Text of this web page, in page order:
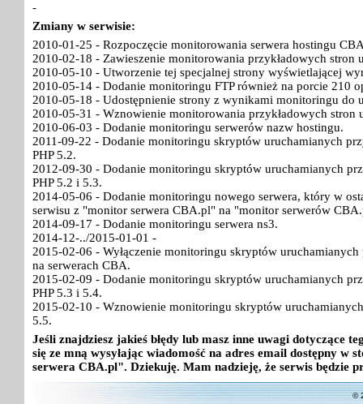
-
Zmiany w serwisie:
2010-01-25 - Rozpoczęcie monitorowania serwera hostingu
2010-02-18 - Zawieszenie monitorowania przykładowych
2010-05-10 - Utworzenie tej specjalnej strony wyświetlającej
2010-05-14 - Dodanie monitoringu FTP również na porcie 210
2010-05-18 - Udostępnienie strony z wynikami monitoringu do
2010-05-31 - Wznowienie monitorowania przykładowych
2010-06-03 - Dodanie monitoringu serwerów nazw hostingu.
2011-09-22 - Dodanie monitoringu skryptów uruchamianych
PHP 5.2.
2012-09-30 - Dodanie monitoringu skryptów uruchamianych
PHP 5.2 i 5.3.
2014-05-06 - Dodanie monitoringu nowego serwera, który w
serwisu z "monitor serwera CBA.pl" na "monitor serwerów
2014-09-17 - Dodanie monitoringu serwera ns3.
2014-12-../2015-01-01 -
2015-02-06 - Wyłączenie monitoringu skryptów uruchamianych
na serwerach CBA.
2015-02-09 - Dodanie monitoringu skryptów uruchamianych
PHP 5.3 i 5.4.
2015-02-10 - Wznowienie monitoringu skryptów
5.5.
Jeśli znajdziesz jakieś błędy lub masz inne uwagi dotyczące
się ze mną wysyłając wiadomość na adres email dostępny
serwera CBA.pl". Dziekuję. Mam nadzieję, że serwis będzie
©